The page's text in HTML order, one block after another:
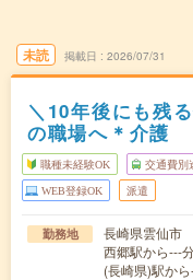
未読 掲載日 2026/07/31
＼10年後にも残
の職場へ＊介護
職種未経験OK 交通費別
WEB登録OK 派遣
勤務地
長崎県雲仙市
西郷駅から---
(長崎県)駅か